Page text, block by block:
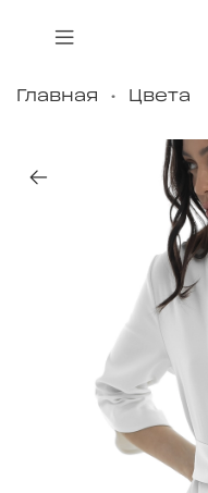
Главная Цвета